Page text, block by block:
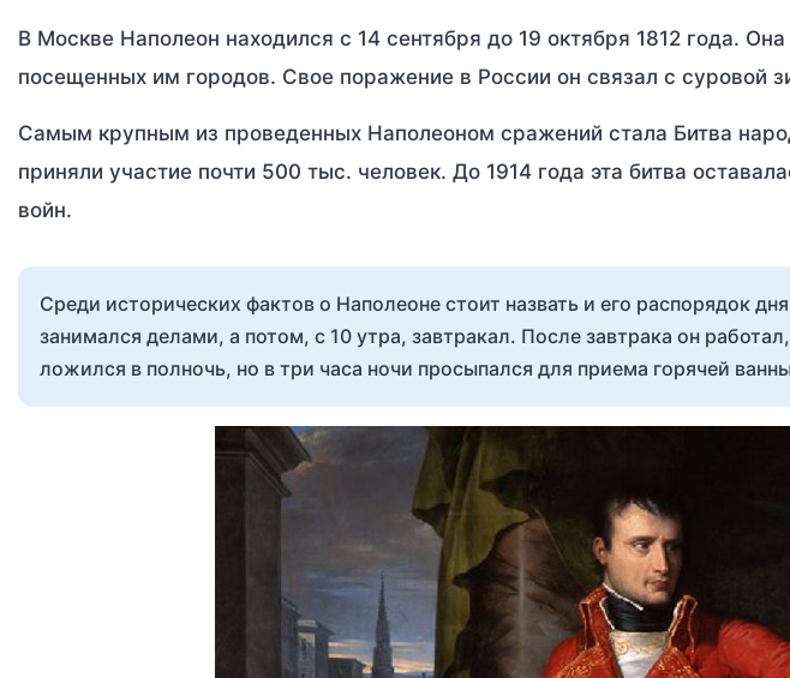
В Москве Наполеон находился с 14 сентября до 19 октября 1812 года.
посещенных им городов. Свое поражение в России он связал с суровой
Самым крупным из проведенных Наполеоном сражений стала Битва
приняли участие почти 500 тыс. человек. До 1914 года эта битва
войн.
Среди исторических фактов о Наполеоне стоит назвать и его распорядок
занимался делами, а потом, с 10 утра, завтракал. После завтрака он
ложился в полночь, но в три часа ночи просыпался для приема горячей